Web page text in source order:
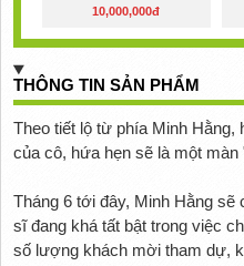
10,000,000đ
THÔNG TIN SẢN PHẨM
Theo tiết lộ từ phía Minh
của cô, hứa hẹn sẽ là một màn
Tháng 6 tới đây, Minh Hằng sẽ
sĩ đang khá tất bật trong việc
số lượng khách mời tham dự,